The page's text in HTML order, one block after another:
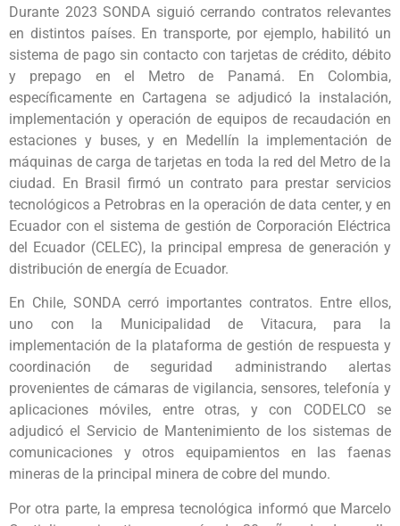
Durante 2023 SONDA siguió cerrando contratos relevantes
en distintos países. En transporte, por ejemplo, habilitó un
sistema de pago sin contacto con tarjetas de crédito, débito
y prepago en el Metro de Panamá. En Colombia,
específicamente en Cartagena se adjudicó la instalación,
implementación y operación de equipos de recaudación en
estaciones y buses, y en Medellín la implementación de
máquinas de carga de tarjetas en toda la red del Metro de la
ciudad. En Brasil firmó un contrato para prestar servicios
tecnológicos a Petrobras en la operación de data center, y en
Ecuador con el sistema de gestión de Corporación Eléctrica
del Ecuador (CELEC), la principal empresa de generación y
distribución de energía de Ecuador.
En Chile, SONDA cerró importantes contratos. Entre ellos,
uno con la Municipalidad de Vitacura, para la
implementación de la plataforma de gestión de respuesta y
coordinación de seguridad administrando alertas
provenientes de cámaras de vigilancia, sensores, telefonía y
aplicaciones móviles, entre otras, y con CODELCO se
adjudicó el Servicio de Mantenimiento de los sistemas de
comunicaciones y otros equipamientos en las faenas
mineras de la principal minera de cobre del mundo.
Por otra parte, la empresa tecnológica informó que Marcelo